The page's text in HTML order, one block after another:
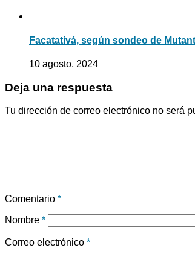
Facatativá, según sondeo de
10 agosto, 2024
Deja una respuesta
Tu dirección de correo electrónico no será
Comentario *
Nombre *
Correo electrónico *